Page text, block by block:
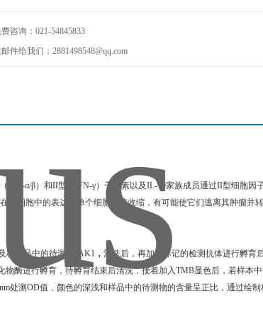
咨询：021-54845833
件给我们：2881498548@qq.com
α/β）和II型（IFN-γ）干扰素以及IL-10家族成员通过II型细胞因
癌细胞中的表达使单个细胞能够收缩，有可能使它们逃离其肿瘤并
标准品中的待测物JAK1 ， 清洗后，再加入标记的检测抗体进行孵育
酶进行孵育，待孵育结束后清洗，接着加入TMB显色后，若样本
处测OD值，颜色的深浅和样品中的待测物的含量呈正比，通过绘